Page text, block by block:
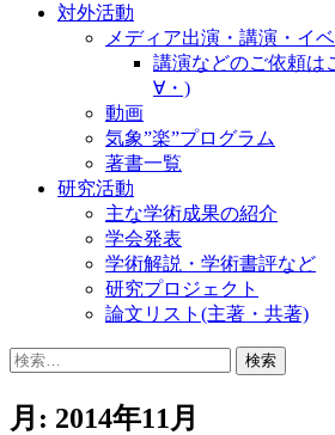
対外活動
メディア出演・講演・イ
講演などのご依頼は
∀・)
動画
気象”楽”プログラム
著書一覧
研究活動
主な学術成果の紹介
学会発表
学術解説・学術書評など
研究プロジェクト
論文リスト(主著・共著)
検
月: 2014年11月